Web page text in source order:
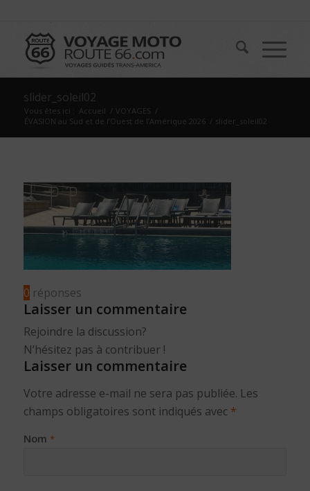
slider_soleil02
Vous êtes ici : Accueil / VOYAGES /
ÉVASION au Sud et de l’Ouest de l’Amérique 2026 / slider_soleil02
0 réponses
Laisser un commentaire
Rejoindre la discussion?
N’hésitez pas à contribuer !
Laisser un commentaire
Votre adresse e-mail ne sera pas publiée. Les
champs obligatoires sont indiqués avec *
Nom *